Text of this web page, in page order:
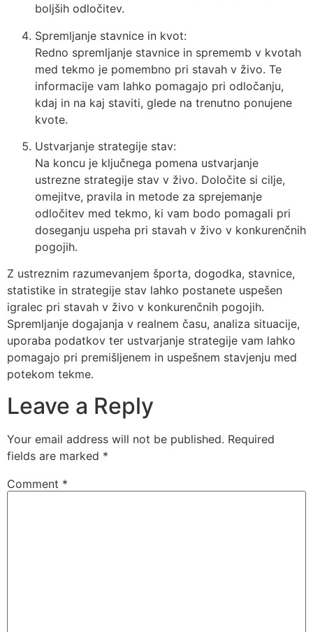
boljših odločitev.
Spremljanje stavnice in kvot:
Redno spremljanje stavnice in sprememb v kvotah
med tekmo je pomembno pri stavah v živo. Te
informacije vam lahko pomagajo pri odločanju,
kdaj in na kaj staviti, glede na trenutno ponujene
kvote.
Ustvarjanje strategije stav:
Na koncu je ključnega pomena ustvarjanje
ustrezne strategije stav v živo. Določite si cilje,
omejitve, pravila in metode za sprejemanje
odločitev med tekmo, ki vam bodo pomagali pri
doseganju uspeha pri stavah v živo v konkurenčnih
pogojih.
Z ustreznim razumevanjem športa, dogodka, stavnice,
statistike in strategije stav lahko postanete uspešen
igralec pri stavah v živo v konkurenčnih pogojih.
Spremljanje dogajanja v realnem času, analiza situacije,
uporaba podatkov ter ustvarjanje strategije vam lahko
pomagajo pri premišljenem in uspešnem stavjenju med
potekom tekme.
Leave a Reply
Your email address will not be published. Required
fields are marked *
Comment *